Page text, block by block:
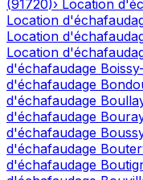
(91720)› Location
Location
Location
Location
d'échafaudage
d'échafaudage
d'échafaudage
d'échafaudage
d'échafaudage
d'échafaudage
d'échafaudage